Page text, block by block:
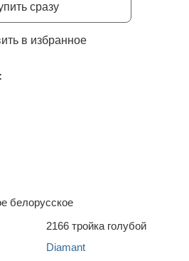
сразу
в избранное
белорусское
2166 тройка голубой
Diamant